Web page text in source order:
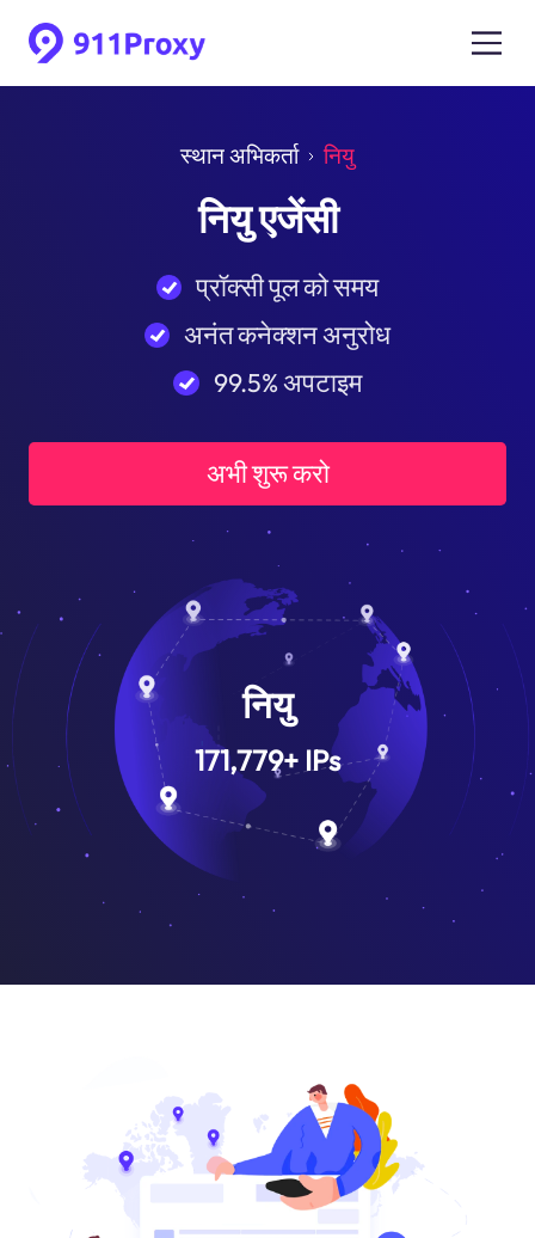
स्थान अभिकर्ता नियु
नियु एजेंसी
प्रॉक्सी पूल को समय
अनंत कनेक्शन अनुरोध
99.5% अपटाइम
अभी शुरू करो
नियु
171,779+ IPs